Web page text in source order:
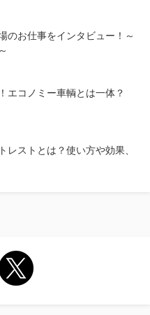
のお仕事をインタビュー！～
エコノミー車輌とは一体？
レストとは？使い方や効果、